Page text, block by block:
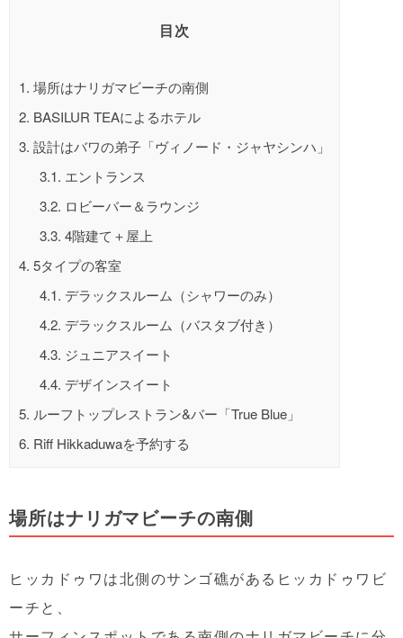
目次
1. 場所はナリガマビーチの南側
2. BASILUR TEAによるホテル
3. 設計はバワの弟子「ヴィノード・ジャヤシンハ」
3.1. エントランス
3.2. ロビーバー＆ラウンジ
3.3. 4階建て＋屋上
4. 5タイプの客室
4.1. デラックスルーム（シャワーのみ）
4.2. デラックスルーム（バスタブ付き）
4.3. ジュニアスイート
4.4. デザインスイート
5. ルーフトップレストラン&バー「True Blue」
6. Riff Hikkaduwaを予約する
場所はナリガマビーチの南側
ヒッカドゥワは北側のサンゴ礁があるヒッカドゥワビ
ーチと、